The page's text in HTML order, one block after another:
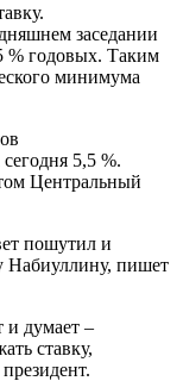
заседании
% годовых. Таким
минимума
5,5 %.
Центральный
пошутил и
Набиуллину, пишет
и думает –
ставку,